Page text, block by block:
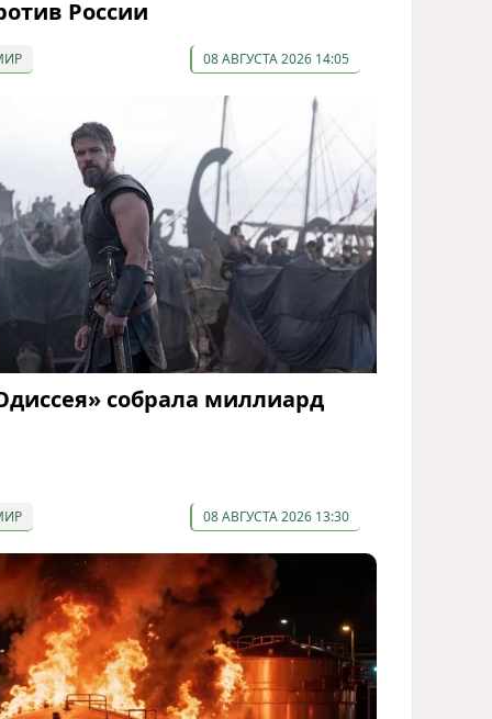
России
08 АВГУСТА 2026 14:05
собрала миллиард
08 АВГУСТА 2026 13:30